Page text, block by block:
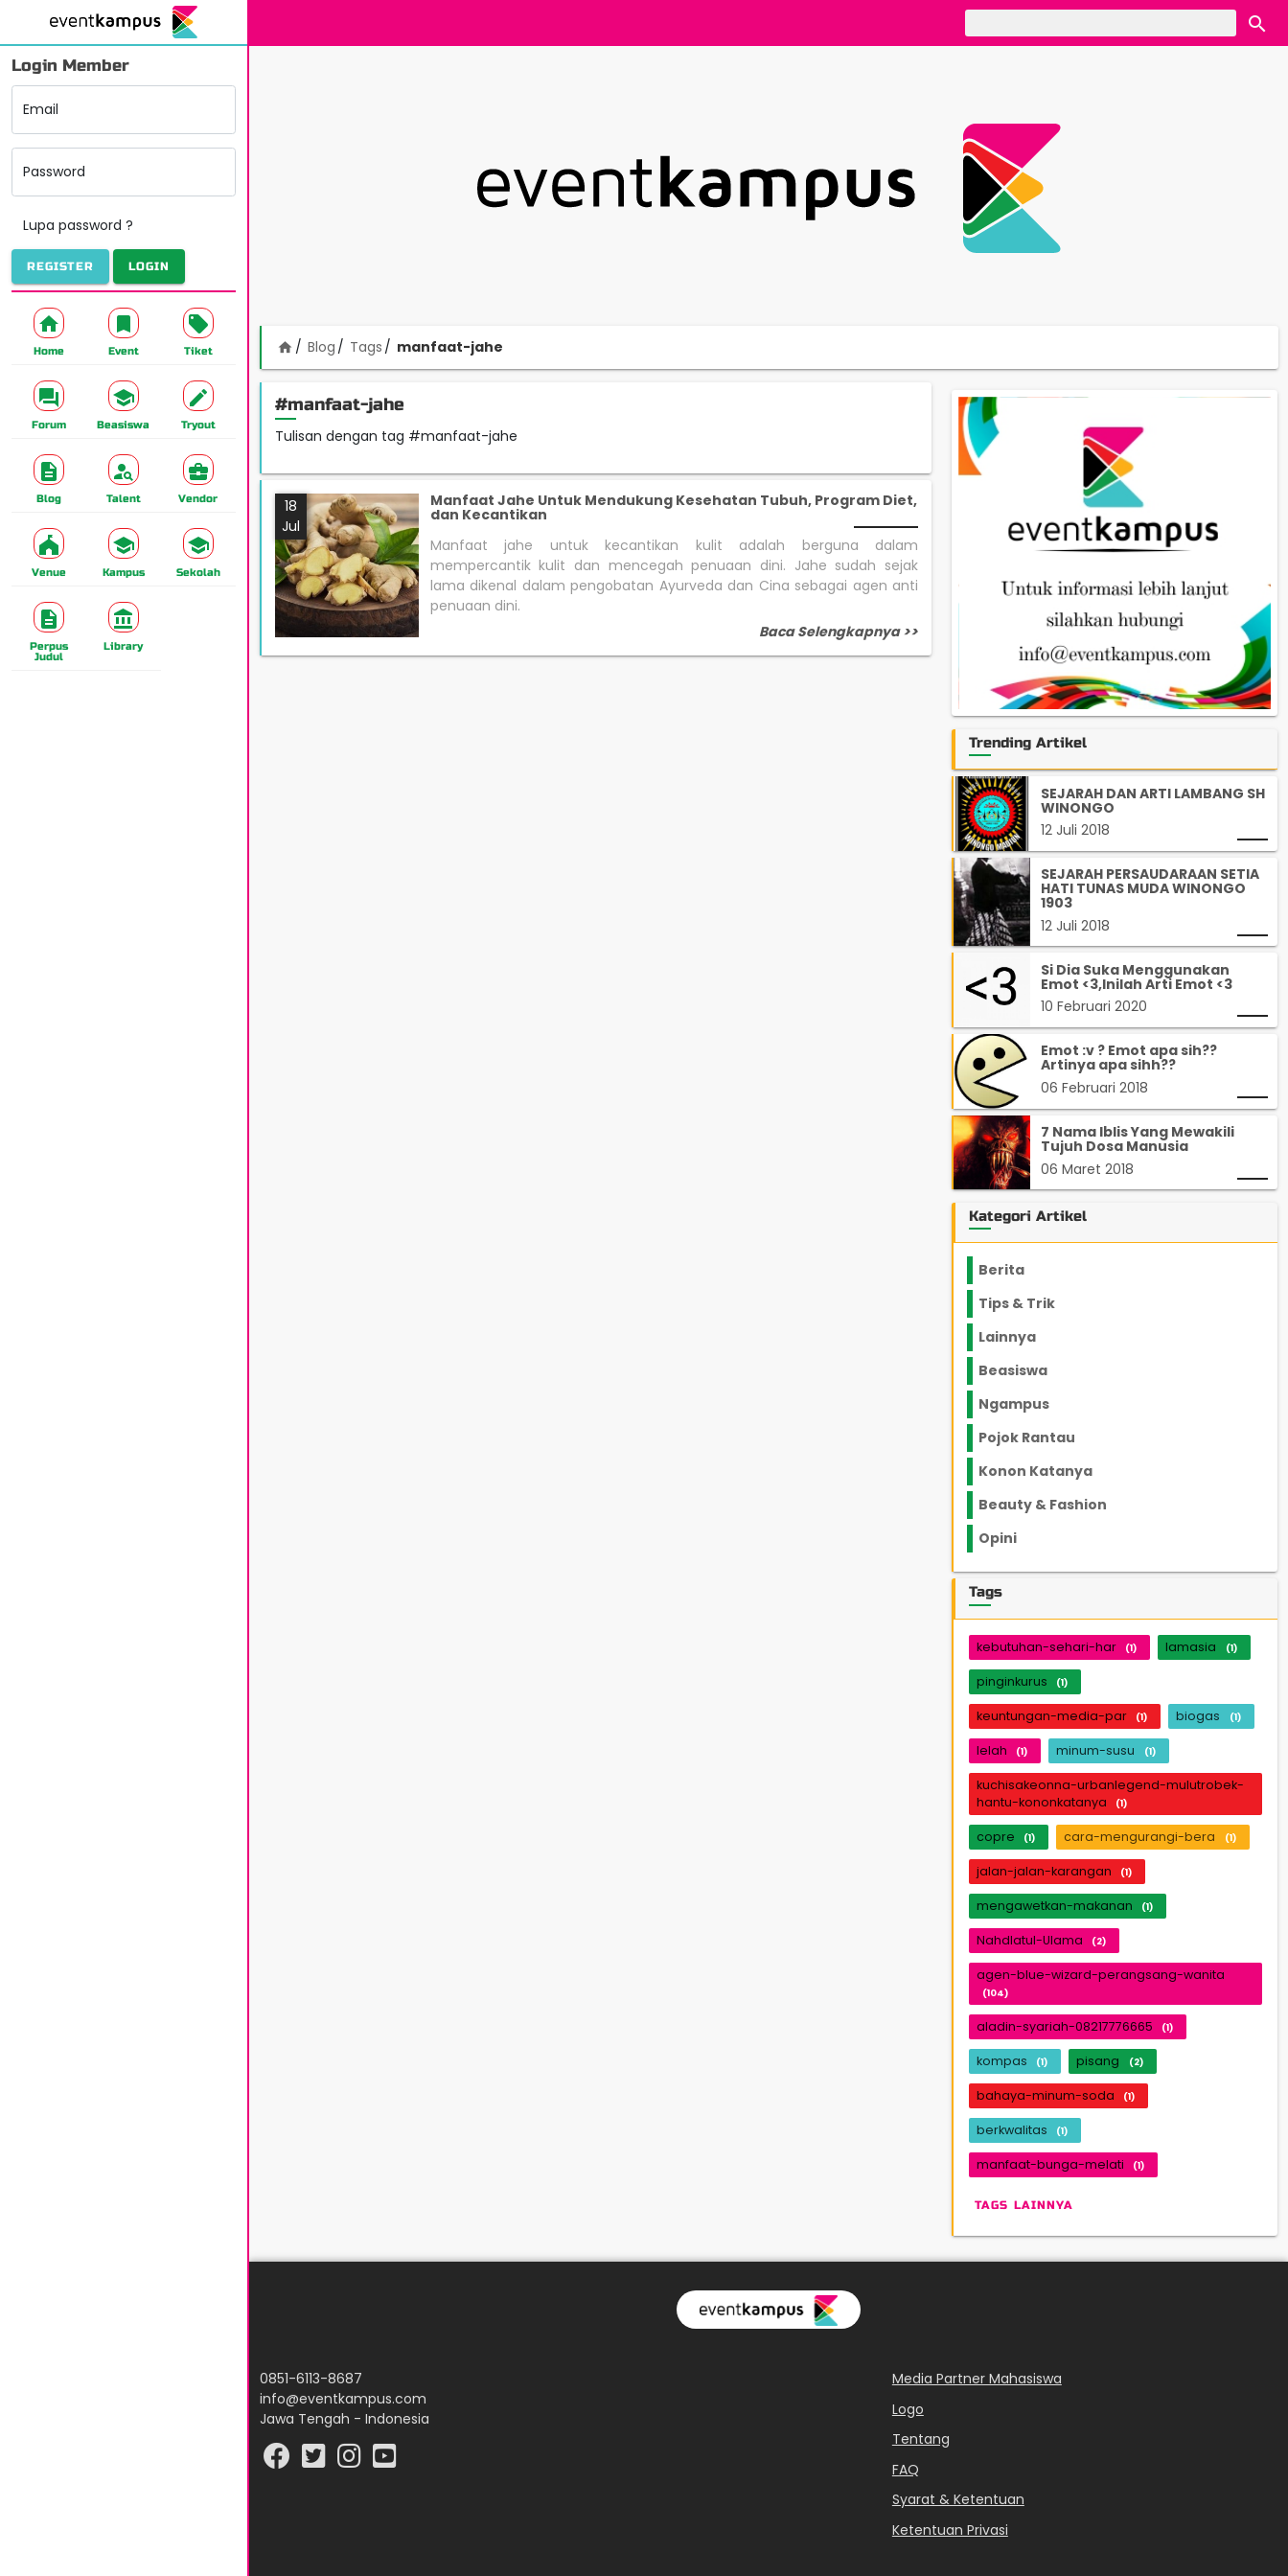
Login Member
Email
Password
Lupa password ?
REGISTER LOGIN
Home Event Tiket
Forum Beasiswa Tryout
Blog Talent Vendor
Venue Kampus Sekolah
Perpus
Judul
Library
home Blog Tags manfaat-jahe
#manfaat-jahe
Tulisan dengan tag #manfaat-jahe
18
Jul
Manfaat Jahe Untuk Mendukung Kesehatan Tubuh, Program Diet,
dan Kecantikan
Manfaat jahe untuk kecantikan kulit adalah berguna dalam
mempercantik kulit dan mencegah penuaan dini. Jahe sudah sejak
lama dikenal dalam pengobatan Ayurveda dan Cina sebagai agen anti
penuaan dini.
Baca Selengkapnya >>
Trending Artikel
SEJARAH DAN ARTI LAMBANG SH
WINONGO
12 Juli 2018
SEJARAH PERSAUDARAAN SETIA
HATI TUNAS MUDA WINONGO
1903
12 Juli 2018
Si Dia Suka Menggunakan
Emot <3,Inilah Arti Emot <3
10 Februari 2020
Emot :v ? Emot apa sih??
Artinya apa sihh??
06 Februari 2018
7 Nama Iblis Yang Mewakili
Tujuh Dosa Manusia
06 Maret 2018
Kategori Artikel
Berita
Tips & Trik
Lainnya
Beasiswa
Ngampus
Pojok Rantau
Konon Katanya
Beauty & Fashion
Opini
Tags
kebutuhan-sehari-har (1) lamasia (1)
pinginkurus (1)
keuntungan-media-par (1) biogas (1)
lelah (1) minum-susu (1)
kuchisakeonna-urbanlegend-mulutrobek-
hantu-kononkatanya
(1)
copre (1) cara-mengurangi-bera (1)
jalan-jalan-karangan (1)
mengawetkan-makanan (1)
Nahdlatul-Ulama (2)
agen-blue-wizard-perangsang-wanita
(104)
aladin-syariah-08217776665 (1)
kompas (1) pisang (2)
bahaya-minum-soda (1)
berkwalitas (1)
manfaat-bunga-melati (1)
TAGS LAINNYA
Media Partner Mahasiswa
Logo
Tentang
FAQ
Syarat & Ketentuan
Ketentuan Privasi
0851-6113-8687
info@eventkampus.com
Jawa Tengah - Indonesia